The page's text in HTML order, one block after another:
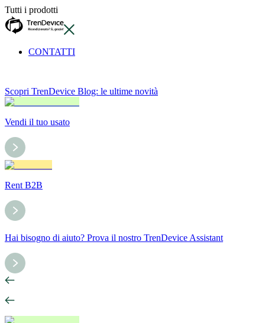
Tutti i prodotti
CONTATTI
Scopri TrenDevice Blog: le ultime novità
Vendi il tuo usato
Rent B2B
Hai bisogno di aiuto? Prova il nostro TrenDevice Assistant